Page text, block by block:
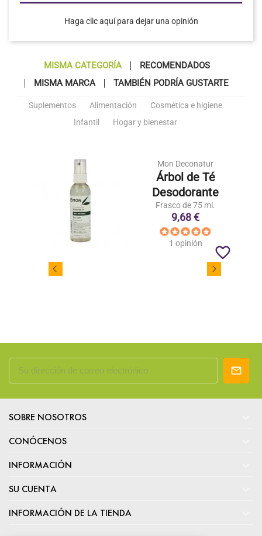
Haga clic aquí para dejar una opinión
MISMA CATEGORÍA
RECOMENDADOS
MISMA MARCA
TAMBIÉN PODRÍA GUSTARTE
Suplementos Alimentación
Cosmética e higiene
Infantil
Hogar y bienestar
Mon Deconatur
Árbol de Té
Desodorante
Frasco de 75 ml.
9,68 €
1 opinión
favorite_border
SOBRE NOSOTROS
CONÓCENOS
INFORMACIÓN
SU CUENTA
INFORMACIÓN DE LA TIENDA